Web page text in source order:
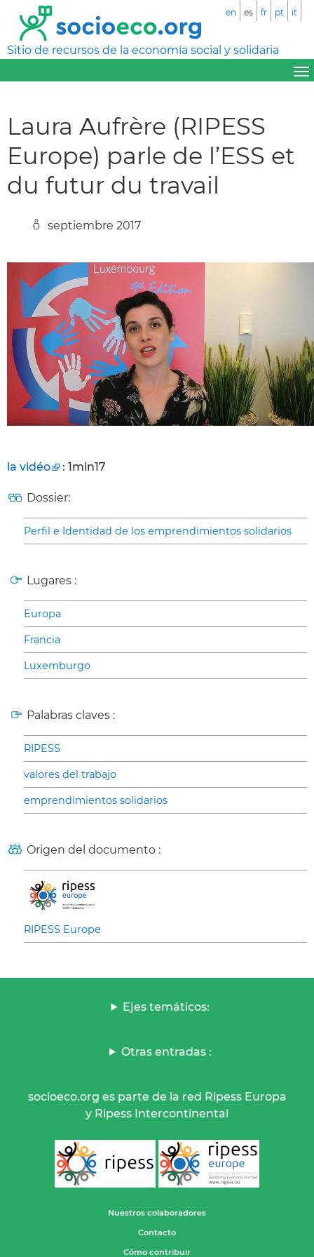
Sitio de recursos de la economía social y solidaria
en es fr pt it
Laura Aufrère (RIPESS
Europe) parle de l’ESS et
du futur du travail
septiembre 2017
la vidéo : 1min17
Dossier:
Perfil e Identidad de los emprendimientos solidarios
Lugares :
Europa
Francia
Luxemburgo
Palabras claves :
RIPESS
valores del trabajo
emprendimientos solidarios
Origen del documento :
RIPESS Europe
Ejes temáticos:
Otras entradas :
socioeco.org es parte de la red Ripess Europa
y Ripess Intercontinental
Nuestros colaboradores
Contacto
Cómo contribuir